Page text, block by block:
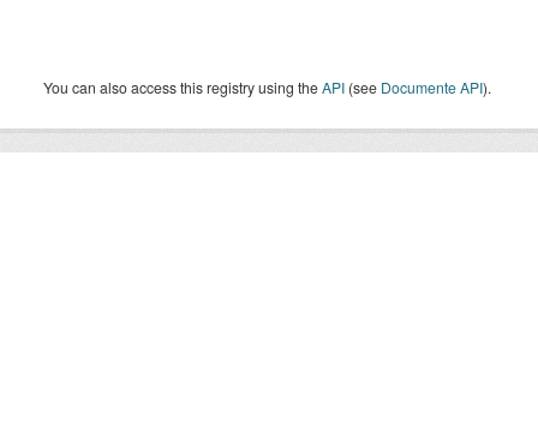
You can also access this registry using theAPI (see Documente API).